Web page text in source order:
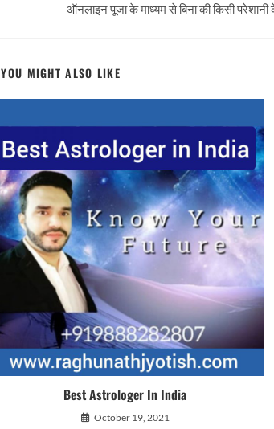
ऑनलाइन पूजा के माध्यम से बिना की किसी परेशानी
YOU MIGHT ALSO LIKE
Best Astrologer In India
October 19, 2021